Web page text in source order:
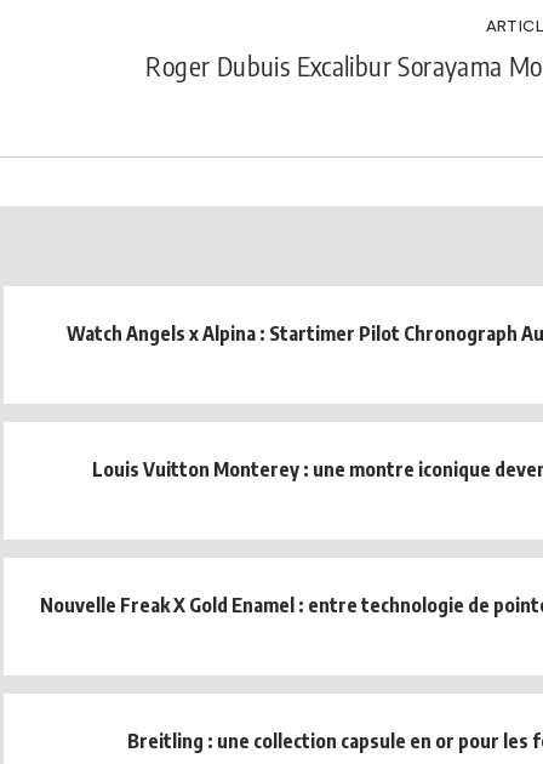
Roger Dubuis Excalibur Sorayama
Watch Angels x Alpina : Startimer Pilot Chronograph
Louis Vuitton Monterey : une montre iconique
Nouvelle Freak X Gold Enamel : entre technologie de
Breitling : une collection capsule en or pour les